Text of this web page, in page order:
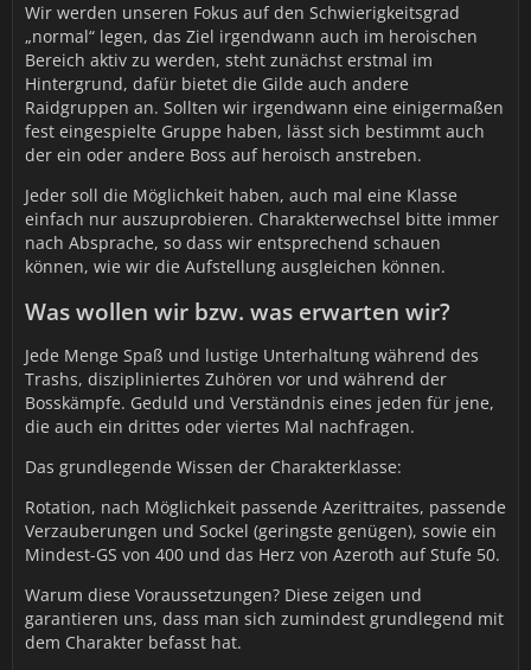
Wir werden unseren Fokus auf den Schwierigkeitsgrad
„normal“ legen, das Ziel irgendwann auch im heroischen
Bereich aktiv zu werden, steht zunächst erstmal im
Hintergrund, dafür bietet die Gilde auch andere
Raidgruppen an. Sollten wir irgendwann eine einigermaßen
fest eingespielte Gruppe haben, lässt sich bestimmt auch
der ein oder andere Boss auf heroisch anstreben.
Jeder soll die Möglichkeit haben, auch mal eine Klasse
einfach nur auszuprobieren. Charakterwechsel bitte immer
nach Absprache, so dass wir entsprechend schauen
können, wie wir die Aufstellung ausgleichen können.
Was wollen wir bzw. was erwarten wir?
Jede Menge Spaß und lustige Unterhaltung während des
Trashs, diszipliniertes Zuhören vor und während der
Bosskämpfe. Geduld und Verständnis eines jeden für jene,
die auch ein drittes oder viertes Mal nachfragen.
Das grundlegende Wissen der Charakterklasse:
Rotation, nach Möglichkeit passende Azerittraites, passende
Verzauberungen und Sockel (geringste genügen), sowie ein
Mindest-GS von 400 und das Herz von Azeroth auf Stufe 50.
Warum diese Voraussetzungen? Diese zeigen und
garantieren uns, dass man sich zumindest grundlegend mit
dem Charakter befasst hat.